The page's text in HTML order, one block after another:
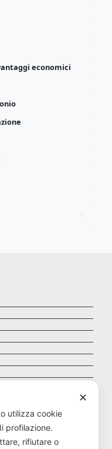
economici
✕
utilizza cookie
profilazione.
rifiutare o